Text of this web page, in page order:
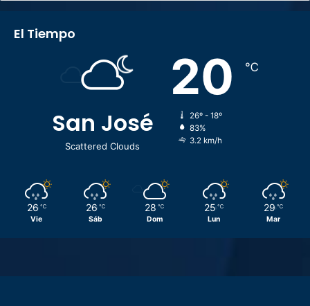
El Tiempo
San José
Scattered Clouds
20 ℃
26º - 18º
83%
3.2 km/h
26 ℃
Vie
26 ℃
Sáb
28 ℃
Dom
25 ℃
Lun
29 ℃
Mar